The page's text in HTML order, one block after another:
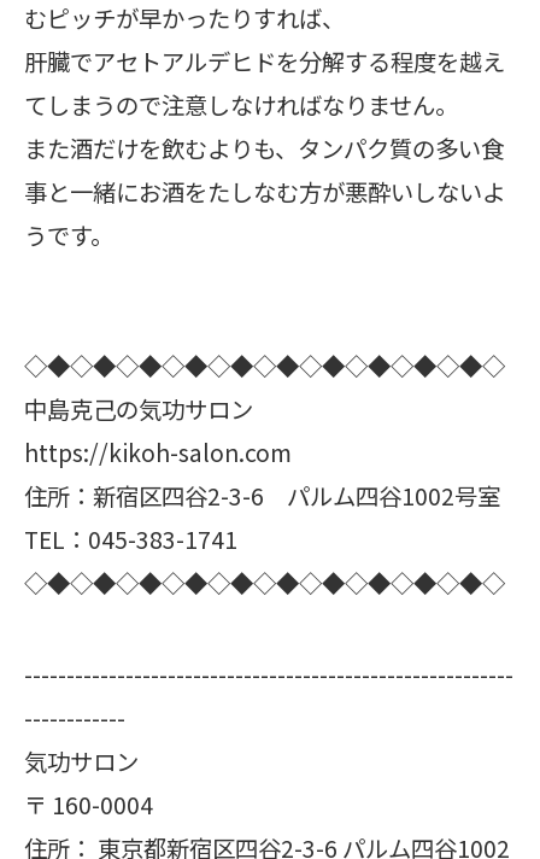
むピッチが早かったりすれば、
肝臓でアセトアルデヒドを分解する程度を越え
てしまうので注意しなければなりません。
また酒だけを飲むよりも、タンパク質の多い食
事と一緒にお酒をたしなむ方が悪酔いしないよ
うです。
◇◆◇◆◇◆◇◆◇◆◇◆◇◆◇◆◇◆◇◆◇
中島克己の気功サロン
https://kikoh-salon.com
住所：新宿区四谷2-3-6 パルム四谷1002号室
TEL：045-383-1741
◇◆◇◆◇◆◇◆◇◆◇◆◇◆◇◆◇◆◇◆◇
----------------------------------------------------------
------------
気功サロン
〒 160-0004
住所： 東京都新宿区四谷2-3-6 パルム四谷1002